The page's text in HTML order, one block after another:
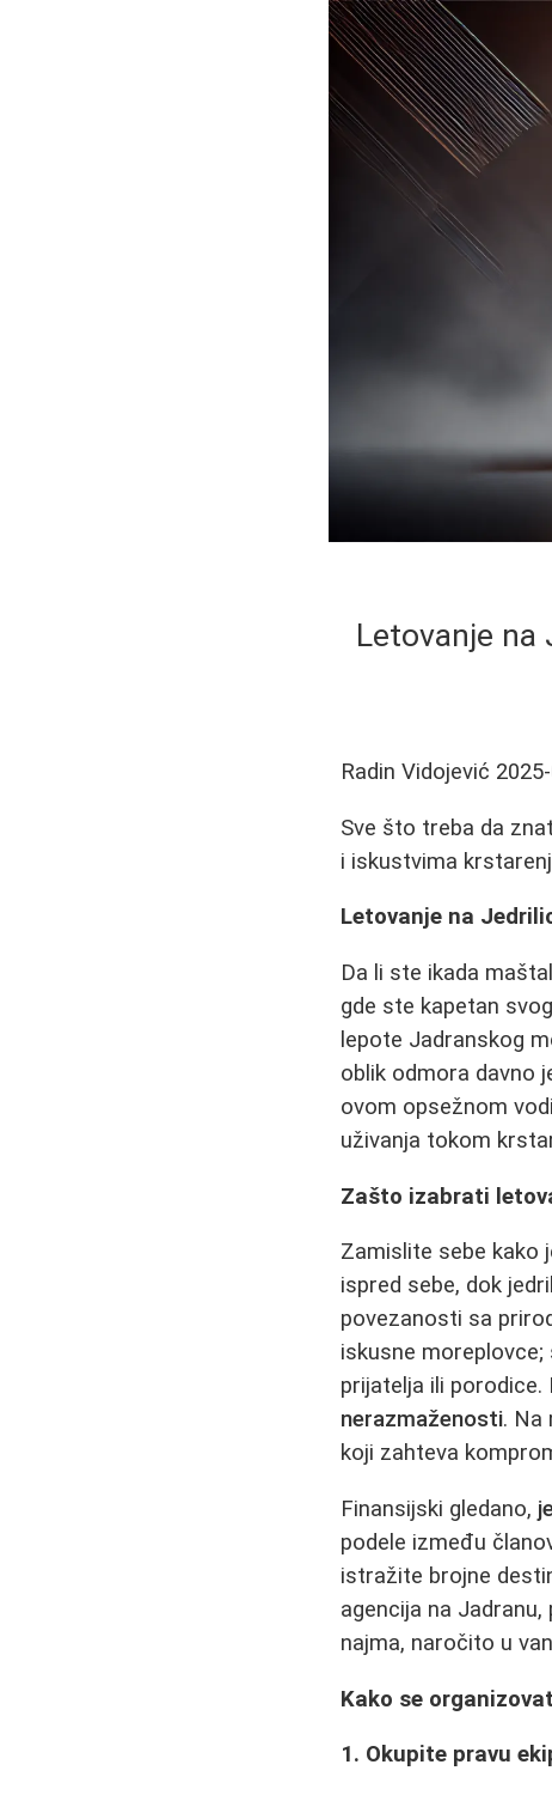
Letovanje na
Radin Vidojević
Sve što treba da
i iskustvima
Letovanje na
Da li ste ikada
gde ste kapetan
lepote Jadranskog
oblik odmora davno
ovom opsežnom
uživanja tokom
Zašto izabrati
Zamislite sebe kako
ispred sebe, dok
povezanosti sa
iskusne
prijatelja ili porodice.
nerazmaženosti. Na
koji zahteva
Finansijski gledano,
podele između
istražite brojne
agencija na
najma, naročito u
Kako se
1. Okupite pravu